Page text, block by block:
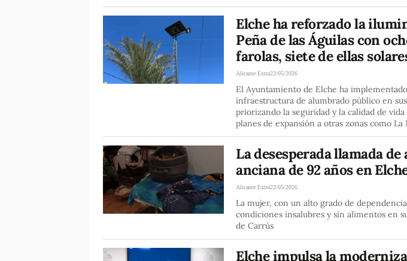
Elche ha reforzado la
Peña de las Águilas con
farolas, siete de ellas
Alicante Extra22/05/2026
El Ayuntamiento de Elche ha
infraestructura de alumbrado público en
priorizando la seguridad y la calidad de
planes de expansión a otras zonas como
La desesperada llamada
anciana de 92 años en
Alicante Extra22/05/2026
La mujer, con un alto grado de
condiciones insalubres y sin alimentos en
de Carrús
Elche impulsa la